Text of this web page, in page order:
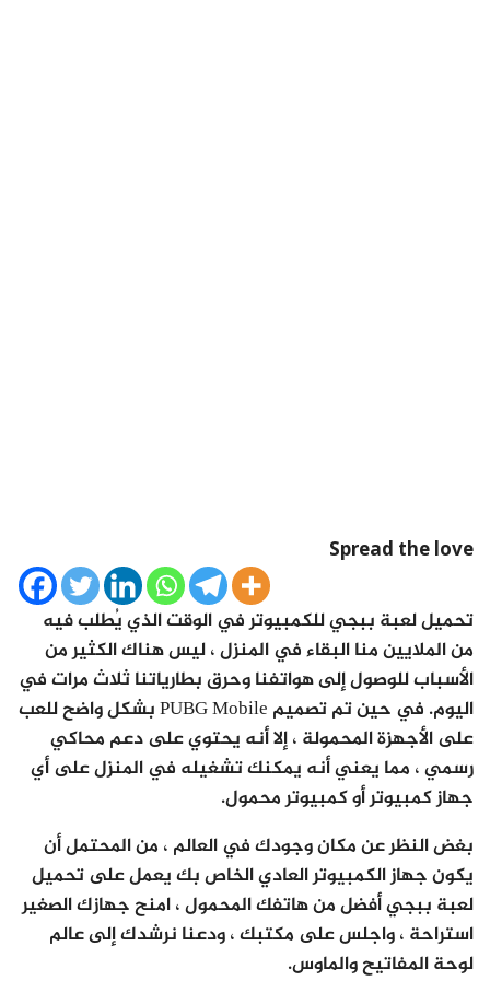
Spread the love
تحميل لعبة ببجي للكمبيوتر في الوقت الذي يُطلب فيه
من الملايين منا البقاء في المنزل ، ليس هناك الكثير من
الأسباب للوصول إلى هواتفنا وحرق بطارياتنا ثلاث مرات في
اليوم. في حين تم تصميم PUBG Mobile بشكل واضح للعب
على الأجهزة المحمولة ، إلا أنه يحتوي على دعم محاكي
رسمي ، مما يعني أنه يمكنك تشغيله في المنزل على أي
جهاز كمبيوتر أو كمبيوتر محمول.
بغض النظر عن مكان وجودك في العالم ، من المحتمل أن
يكون جهاز الكمبيوتر العادي الخاص بك يعمل على تحميل
لعبة ببجي أفضل من هاتفك المحمول ، امنح جهازك الصغير
استراحة ، واجلس على مكتبك ، ودعنا نرشدك إلى عالم
لوحة المفاتيح والماوس.